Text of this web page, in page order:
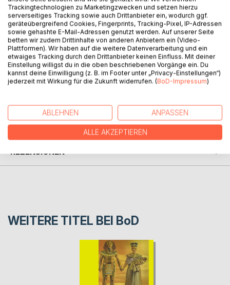
in vier Teilen
(Einer Jahrtausendkonferenz, die von einem fiktiven
Bundespräsidenten eröffnet wird am 13. August 1998 in
Hannover.)
Und einem Nachwort
PRESSESTIMMEN
REZENSIONEN
WEITERE TITEL BEI BoD
Trackingtechnologien zu Marketingzwecken und setzen hierzu
serverseitiges Tracking sowie auch Drittanbieter ein, wodurch ggf.
geräteübergreifend Cookies, Fingerprints, Tracking-Pixel, IP-Adressen
sowie gehashte E-Mail-Adressen genutzt werden. Auf unserer Seite
betten wir zudem Drittinhalte von anderen Anbietern ein (Video-
Plattformen). Wir haben auf die weitere Datenverarbeitung und ein
etwaiges Tracking durch den Drittanbieter keinen Einfluss. Mit deiner
Einstellung willigst du in die oben beschriebenen Vorgänge ein. Du
kannst deine Einwilligung (z. B. im Footer unter „Privacy-Einstellungen“)
jederzeit mit Wirkung für die Zukunft widerrufen. (BoD-Impressum)
ABLEHNEN ANPASSEN
ALLE AKZEPTIEREN